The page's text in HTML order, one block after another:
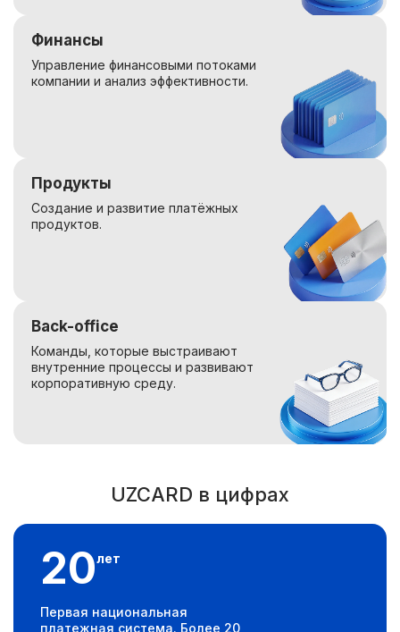
Финансы
Управление финансовыми потоками
компании и анализ эффективности.
Продукты
Создание и развитие платёжных
продуктов.
Back-office
Команды, которые выстраивают
внутренние процессы и развивают
корпоративную среду.
UZCARD в цифрах
20лет
Первая национальная
платежная система. Более 20